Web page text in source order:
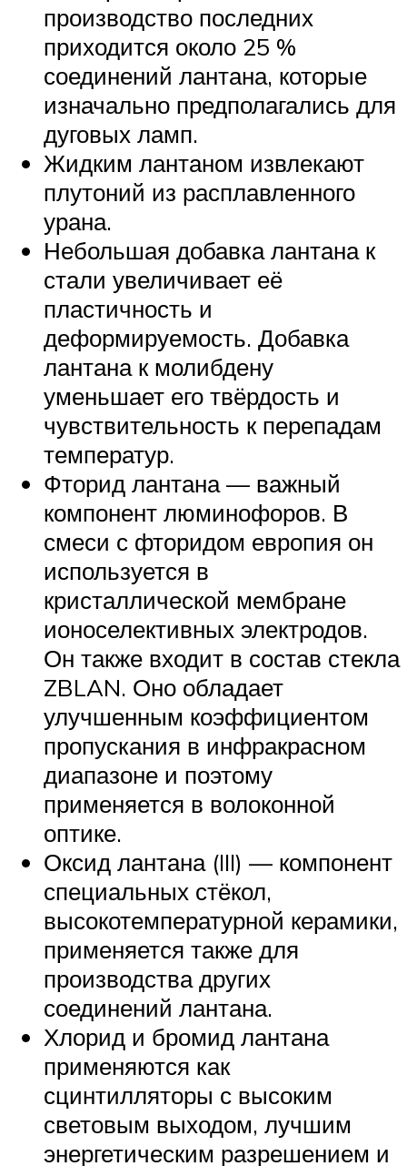
производство последних
приходится около 25 %
соединений лантана, которые
изначально предполагались для
дуговых ламп.
Жидким лантаном извлекают
плутоний из расплавленного
урана.
Небольшая добавка лантана к
стали увеличивает её
пластичность и
деформируемость. Добавка
лантана к молибдену
уменьшает его твёрдость и
чувствительность к перепадам
температур.
Фторид лантана — важный
компонент люминофоров. В
смеси с фторидом европия он
используется в
кристаллической мембране
ионоселективных электродов.
Он также входит в состав стекла
ZBLAN. Оно обладает
улучшенным коэффициентом
пропускания в инфракрасном
диапазоне и поэтому
применяется в волоконной
оптике.
Оксид лантана (III) — компонент
специальных стёкол,
высокотемпературной керамики,
применяется также для
производства других
соединений лантана.
Хлорид и бромид лантана
применяются как
сцинтилляторы с высоким
световым выходом, лучшим
энергетическим разрешением и